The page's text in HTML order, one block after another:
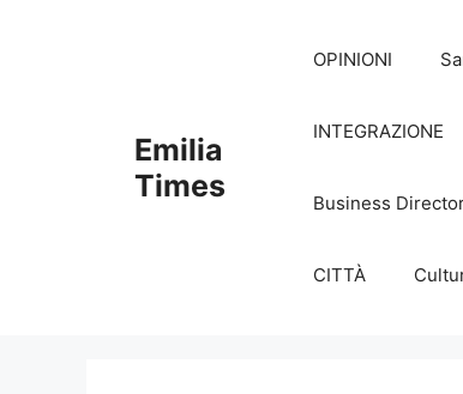
Emilia
Times
OPINIONI
INTEGRAZIONE
Business
CITTÀ